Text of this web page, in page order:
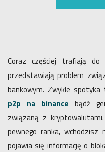
Coraz częściej trafiają
przedstawiają problem
bankowym. Zwykle
p2p na binance bądź
związaną z
pewnego ranka,
pojawia się informację o